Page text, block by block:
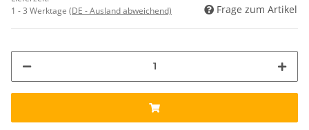
1 - 3 Werktage (DE - Ausland abweichend) Frage zum Artikel